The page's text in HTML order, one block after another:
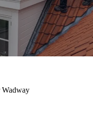
Wadway